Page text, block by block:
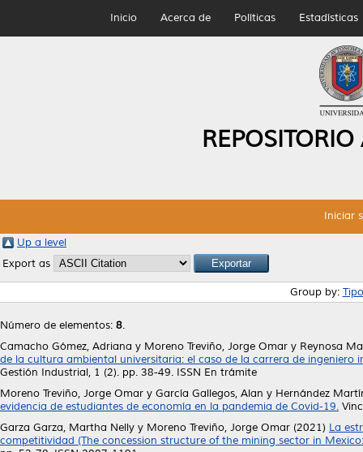
Inicio Acerca de Políticas Estadísticas
Iniciar
Up a level
Export as
Group by:
Número de elementos: 8.
Camacho Gómez, Adriana y Moreno Treviño, Jorge Omar y Reynosa
de la cultura ambiental universitaria: el caso de la carrera de
Gestión Industrial, 1 (2). pp. 38-49. ISSN En trámite
Moreno Treviño, Jorge Omar y García Gallegos, Alan y Hernández
evidencia de estudiantes de economía en la pandemia de Covid-19.
Garza Garza, Martha Nelly y Moreno Treviño, Jorge Omar (2021) La
competitividad (The concession structure of the mining sector in